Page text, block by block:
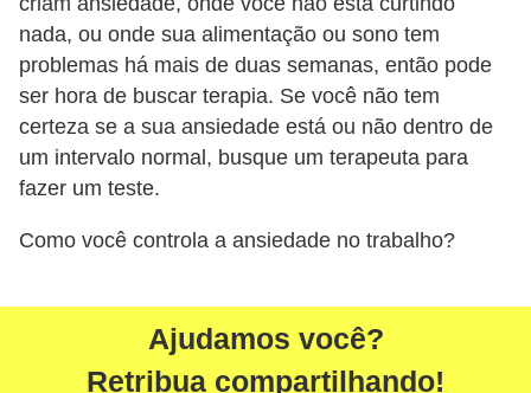
nada, ou onde sua alimentação ou sono tem
problemas há mais de duas semanas, então pode
ser hora de buscar terapia. Se você não tem
certeza se a sua ansiedade está ou não dentro de
um intervalo normal, busque um terapeuta para
fazer um teste.
Como você controla a ansiedade no trabalho?
Ajudamos você?
Retribua compartilhando!
t
o